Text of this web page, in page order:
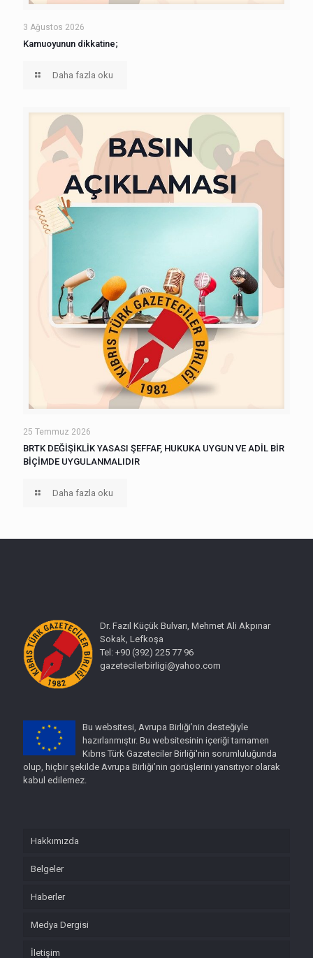
3 Ağustos 2026
Kamuoyunun dikkatine;
Daha fazla oku
25 Temmuz 2026
BRTK DEĞİŞİKLİK YASASI ŞEFFAF, HUKUKA UYGUN VE ADİL BİR
BİÇİMDE UYGULANMALIDIR
Daha fazla oku
Dr. Fazıl Küçük Bulvarı, Mehmet Ali Akpınar
Sokak, Lefkoşa
Tel: +90 (392) 225 77 96
gazetecilerbirligi@yahoo.com
Bu websitesi, Avrupa Birliği’nin desteğiyle
hazırlanmıştır. Bu websitesinin içeriği tamamen
Kıbrıs Türk Gazeteciler Birliği'nin sorumluluğunda
olup, hiçbir şekilde Avrupa Birliği’nin görüşlerini yansıtıyor olarak
kabul edilemez.
Hakkımızda
Belgeler
Haberler
Medya Dergisi
İletişim